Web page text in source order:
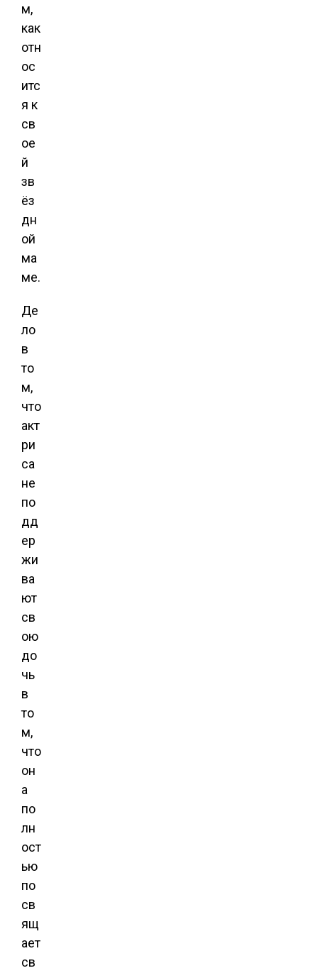
м,
как
отн
ос
итс
я к
св
ое
й
зв
ёз
дн
ой
ма
ме.
Де
ло
в
то
м,
что
акт
ри
са
не
по
дд
ер
жи
ва
ют
св
ою
до
чь
в
то
м,
что
он
а
по
лн
ост
ью
по
св
ящ
ает
св